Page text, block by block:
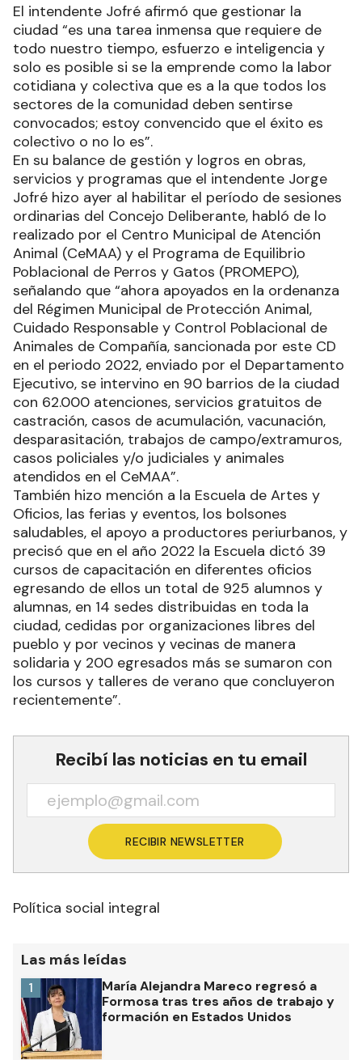
El intendente Jofré afirmó que gestionar la
ciudad “es una tarea inmensa que requiere de
todo nuestro tiempo, esfuerzo e inteligencia y
solo es posible si se la emprende como la labor
cotidiana y colectiva que es a la que todos los
sectores de la comunidad deben sentirse
convocados; estoy convencido que el éxito es
colectivo o no lo es”.
En su balance de gestión y logros en obras,
servicios y programas que el intendente Jorge
Jofré hizo ayer al habilitar el período de sesiones
ordinarias del Concejo Deliberante, habló de lo
realizado por el Centro Municipal de Atención
Animal (CeMAA) y el Programa de Equilibrio
Poblacional de Perros y Gatos (PROMEPO),
señalando que “ahora apoyados en la ordenanza
del Régimen Municipal de Protección Animal,
Cuidado Responsable y Control Poblacional de
Animales de Compañía, sancionada por este CD
en el periodo 2022, enviado por el Departamento
Ejecutivo, se intervino en 90 barrios de la ciudad
con 62.000 atenciones, servicios gratuitos de
castración, casos de acumulación, vacunación,
desparasitación, trabajos de campo/extramuros,
casos policiales y/o judiciales y animales
atendidos en el CeMAA”.
También hizo mención a la Escuela de Artes y
Oficios, las ferias y eventos, los bolsones
saludables, el apoyo a productores periurbanos, y
precisó que en el año 2022 la Escuela dictó 39
cursos de capacitación en diferentes oficios
egresando de ellos un total de 925 alumnos y
alumnas, en 14 sedes distribuidas en toda la
ciudad, cedidas por organizaciones libres del
pueblo y por vecinos y vecinas de manera
solidaria y 200 egresados más se sumaron con
los cursos y talleres de verano que concluyeron
recientemente”.
Recibí las noticias en tu email
RECIBIR NEWSLETTER
Política social integral
Las más leídas
María Alejandra Mareco regresó a
Formosa tras tres años de trabajo y
formación en Estados Unidos
1